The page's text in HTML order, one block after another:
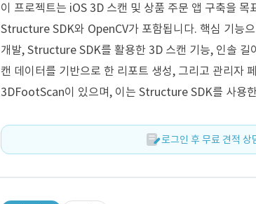
이 프로젝트는 iOS 3D 스캔 및 상품 주문 앱 구축을 목
Structure SDK와 OpenCV가 포함됩니다. 핵심 기능
개발, Structure SDK를 활용한 3D 스캔 기능, 인솔 길
캔 데이터를 기반으로 한 리포트 생성, 그리고 관리자
3DFootScan이 있으며, 이는 Structure SDK를 사용
로그인 후 무료 견적 상